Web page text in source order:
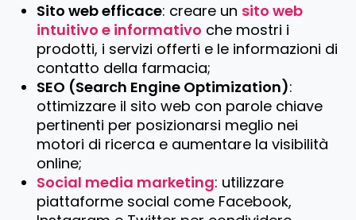
Sito web efficace: creare un sito web
intuitivo e informativo che mostri i
prodotti, i servizi offerti e le informazioni di
contatto della farmacia;
SEO (Search Engine Optimization):
ottimizzare il sito web con parole chiave
pertinenti per posizionarsi meglio nei
motori di ricerca e aumentare la visibilità
online;
Social media marketing: utilizzare
piattaforme social come Facebook,